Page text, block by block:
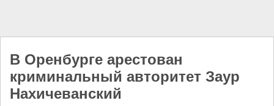
В Оренбурге арестован
криминальный авторитет Заур
Нахичеванский